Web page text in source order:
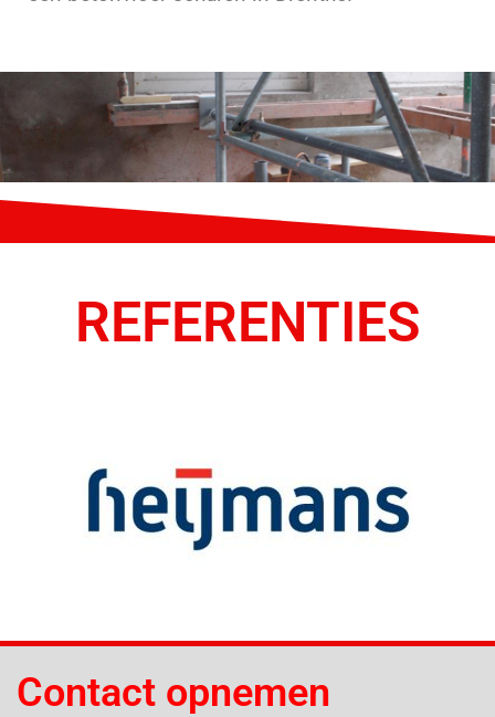
REFERENTIES
Contact opnemen